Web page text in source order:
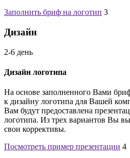
Заполнить бриф на логотип 3
Дизайн
2-6 день
Дизайн логотипа
На основе заполненного Вами
к дизайну логотипа для Вашей
Вам будут предоставлена
логотипа. Из трех вариантов Вы
свои коррективы.
Посмотреть пример презентации 4